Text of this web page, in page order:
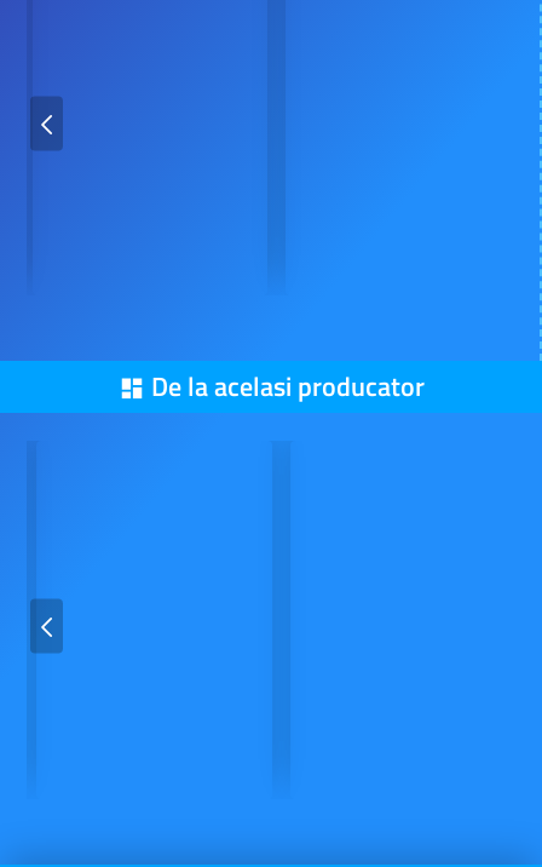
De la acelasi producator